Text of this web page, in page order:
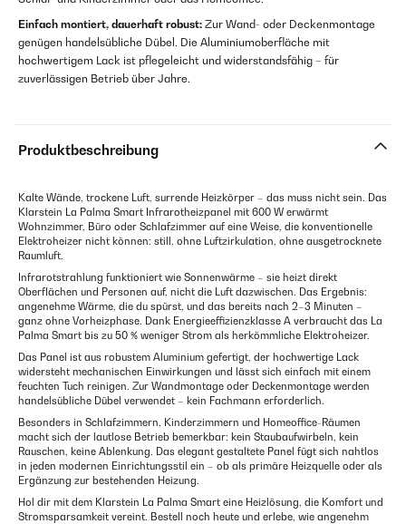
Einfach montiert, dauerhaft robust: Zur Wand- oder Deckenmontage
genügen handelsübliche Dübel. Die Aluminiumoberfläche mit
hochwertigem Lack ist pflegeleicht und widerstandsfähig – für
zuverlässigen Betrieb über Jahre.
Produktbeschreibung
Kalte Wände, trockene Luft, surrende Heizkörper – das muss nicht sein. Das
Klarstein La Palma Smart Infrarotheizpanel mit 600 W erwärmt
Wohnzimmer, Büro oder Schlafzimmer auf eine Weise, die konventionelle
Elektroheizer nicht können: still, ohne Luftzirkulation, ohne ausgetrocknete
Raumluft.
Infrarotstrahlung funktioniert wie Sonnenwärme – sie heizt direkt
Oberflächen und Personen auf, nicht die Luft dazwischen. Das Ergebnis:
angenehme Wärme, die du spürst, und das bereits nach 2–3 Minuten –
ganz ohne Vorheizphase. Dank Energieeffizienzklasse A verbraucht das La
Palma Smart bis zu 50 % weniger Strom als herkömmliche Elektroheizer.
Das Panel ist aus robustem Aluminium gefertigt, der hochwertige Lack
widersteht mechanischen Einwirkungen und lässt sich einfach mit einem
feuchten Tuch reinigen. Zur Wandmontage oder Deckenmontage werden
handelsübliche Dübel verwendet – kein Fachmann erforderlich.
Besonders in Schlafzimmern, Kinderzimmern und Homeoffice-Räumen
macht sich der lautlose Betrieb bemerkbar: kein Staubaufwirbeln, kein
Rauschen, keine Ablenkung. Das elegant gestaltete Panel fügt sich nahtlos
in jeden modernen Einrichtungsstil ein – ob als primäre Heizquelle oder als
Ergänzung zur bestehenden Heizung.
Hol dir mit dem Klarstein La Palma Smart eine Heizlösung, die Komfort und
Stromsparsamkeit vereint. Bestell noch heute und erlebe, wie angenehm